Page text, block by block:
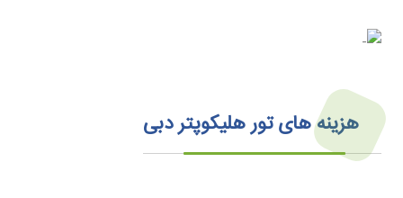
هزینه‌ های تور هلیکوپتر دبی